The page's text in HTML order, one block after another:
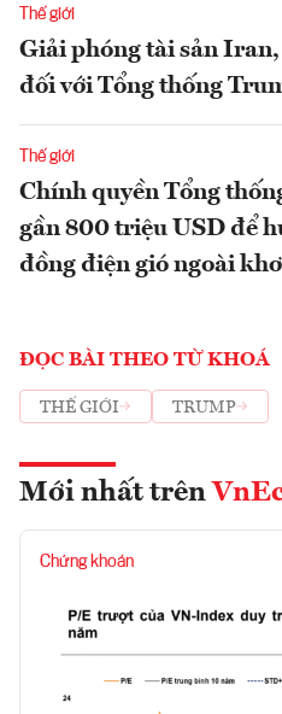
Thế giới
Giải phóng tài sản
đối với Tổng thống
Thế giới
Chính quyền Tổng
gần 800 triệu USD để
đồng điện gió ngoài
ĐỌC BÀI THEO TỪ KHOÁ
THẾ GIỚI TRUMP
Mới nhất trên
Chứng khoán